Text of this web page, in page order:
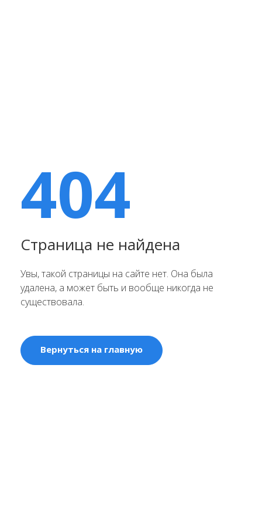
404
Страница не найдена
Увы, такой страницы на сайте нет. Она была
удалена, а может быть и вообще никогда не
существовала.
Вернуться на главную